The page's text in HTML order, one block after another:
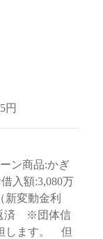
ン商品:かぎ
入額:3,080万
新変動金利
済 ※団体信
します。 但